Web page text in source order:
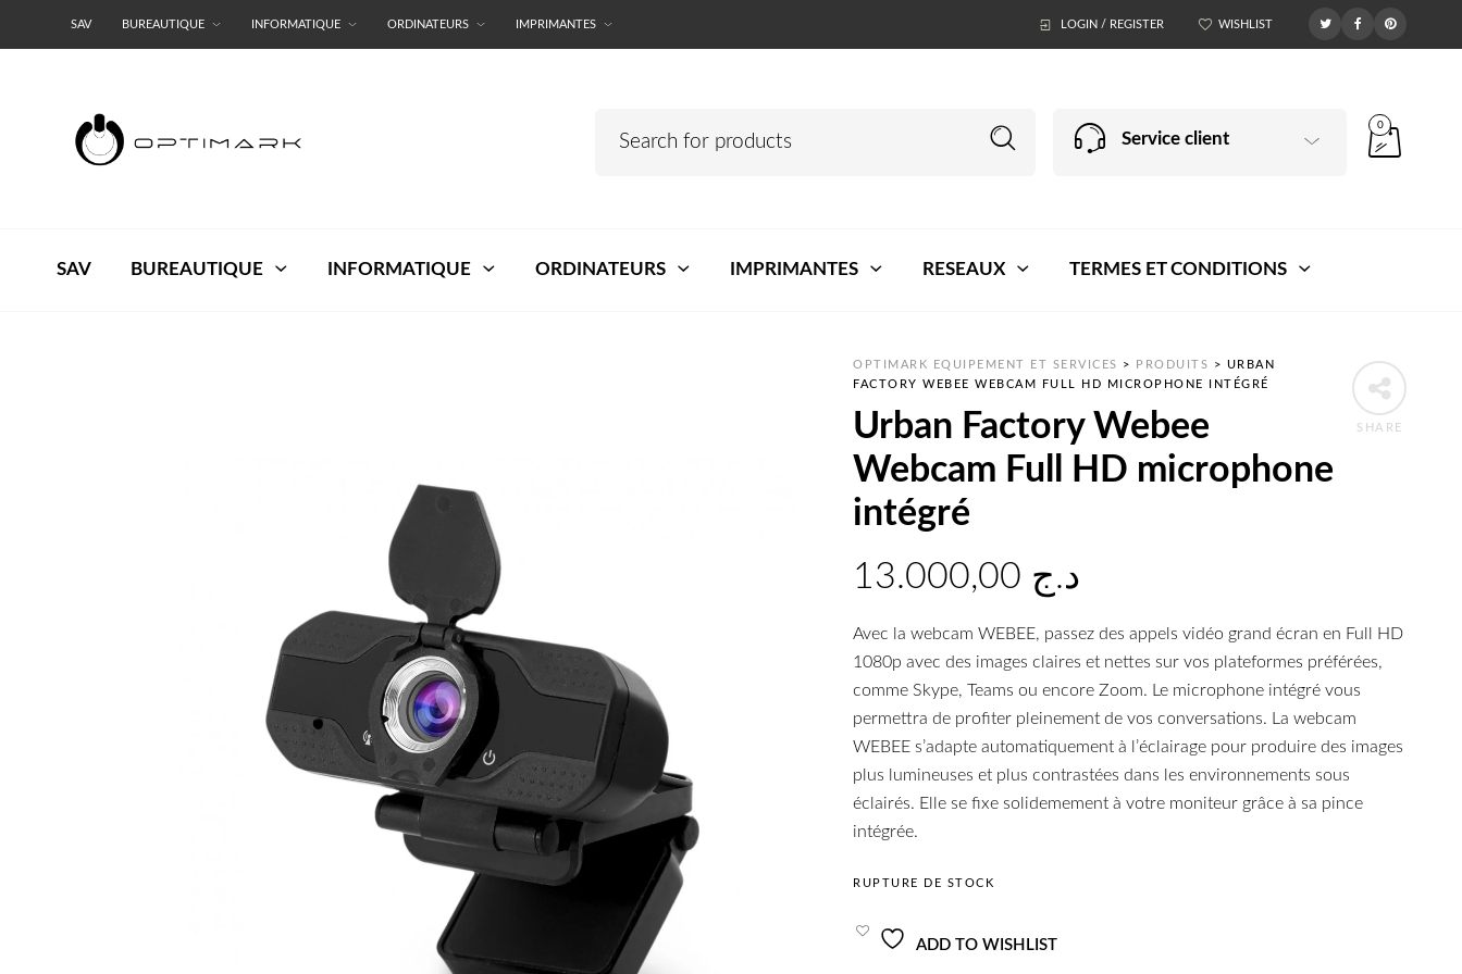
SAV BUREAUTIQUE INFORMATIQUE ORDINATEURS IMPRIMANTES LOGIN / REGISTER WISHLIST
Service client
0
SAV BUREAUTIQUE INFORMATIQUE ORDINATEURS IMPRIMANTES RESEAUX TERMES ET CONDITIONS
SHARE
OPTIMARK EQUIPEMENT ET SERVICES > PRODUITS > URBAN
FACTORY WEBEE WEBCAM FULL HD MICROPHONE INTÉGRÉ
Urban Factory Webee
Webcam Full HD microphone
intégré
د.ج
Avec la webcam WEBEE, passez des appels vidéo grand écran en Full HD
1080p avec des images claires et nettes sur vos plateformes préférées,
comme Skype, Teams ou encore Zoom. Le microphone intégré vous
permettra de profiter pleinement de vos conversations. La webcam
WEBEE s’adapte automatiquement à l’éclairage pour produire des images
plus lumineuses et plus contrastées dans les environnements sous
éclairés. Elle se fixe solidemement à votre moniteur grâce à sa pince
intégrée.
RUPTURE DE STOCK
ADD TO WISHLIST